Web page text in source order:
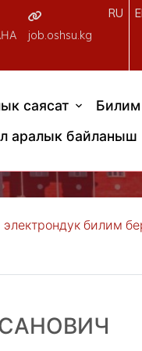
job.oshsu.kg
RU
саясат Билим
аралык байланыш
билим